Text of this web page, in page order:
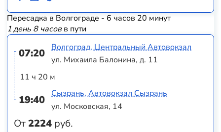
Пересадка в Волгограде - 6 часов 20 минут
1 день 8 часовв пути
07:20
11 ч 20 м
19:40
От2224 руб.
Волгоград, Центральный Автовокзал
ул. Михаила Балонина, д. 11
Сызрань, Автовокзал Сызрань
ул. Московская, 14